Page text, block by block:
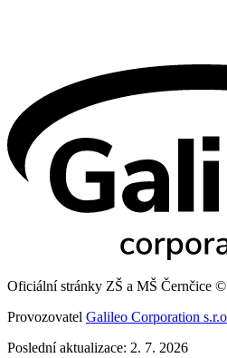
Oficiální stránky ZŠ a MŠ Černčice
Provozovatel Galileo Corporation
Poslední aktualizace: 2. 7. 2026